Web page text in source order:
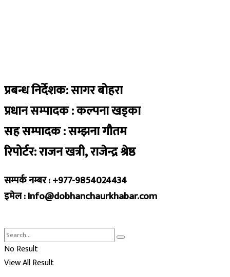
प्रबन्ध निर्देशक: सागर बोहरा
प्रधान सम्पादक : कल्पना खड्का
सह सम्पादक : सम्झना गौतम
रिपोर्टर: राजन खत्री, राजेन्द्र श्रेष्ठ
सम्पर्क नम्बर : +977-9854024434
इमेल : Info@dobhanchaurkhabar.com
No Result
View All Result